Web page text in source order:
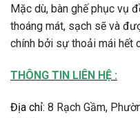
Mặc dù, bàn ghế phục vụ
thoáng mát, sạch sẽ và
chính bởi sự thoải mái hết
THÔNG TIN LIÊN HỆ :
Địa chỉ: 8 Rạch Gầm,